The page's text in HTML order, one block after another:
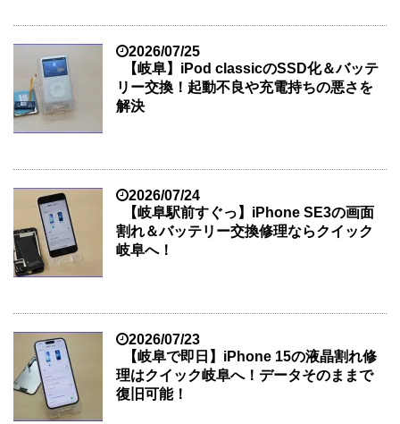
2026/07/25
【岐阜】iPod classicのSSD化＆バッテ
リー交換！起動不良や充電持ちの悪さを
解決
2026/07/24
【岐阜駅前すぐっ】iPhone SE3の画面
割れ＆バッテリー交換修理ならクイック
岐阜へ！
2026/07/23
【岐阜で即日】iPhone 15の液晶割れ修
理はクイック岐阜へ！データそのままで
復旧可能！